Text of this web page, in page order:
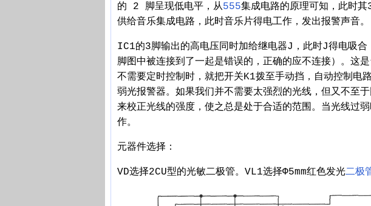
的 2 脚呈现低电平，从555集成电路的原理可知，此时
供给音乐集成电路，此时音乐片得电工作，发出报警声音。
IC1的3脚输出的高电压同时加给继电器J，此时J得电吸
脚图中被连接到了一起是错误的，正确的应不连接）。这
不需要定时控制时，就把开关K1拨至手动挡，自动控制电
弱光报警器。如果我们并不需要太强烈的光线，但又不至
来校正光线的强度，使之总是处于合适的范围。当光线过
作。
元器件选择：
VD选择2CU型的光敏二极管。VL1选择Φ5mm红色发光二极